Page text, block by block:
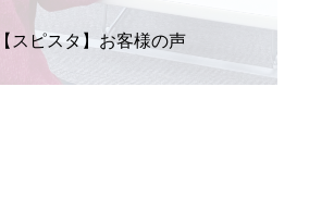
【スピスタ】お客様の声